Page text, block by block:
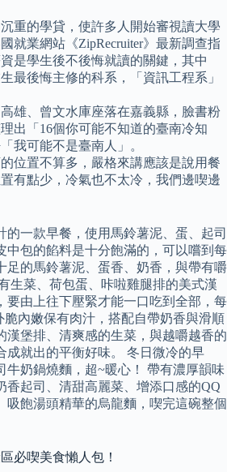
重的學貸，使許多人開始審視讀大學
就業網站《ZipRecruiter》最新調查指
是學生後不後悔就讀的關鍵，其中
最後悔主修的科系，「資訊工程系」
雄、曾文水庫座落在嘉義縣，臉書粉
出「16個你可能不知道的臺南冷知
我可能不是臺南人」。
位置不算多，嚴格來講應該是說用餐
有點少，冷氣也不太冷，我們邊喫邊
的一款早餐，使用馬鈴薯泥、蛋、起司
中包的餡料是十分飽滿的，可以嚐到每
足的馬鈴薯泥、蛋香、奶香，與帶有嚼
生菜、荷包蛋、咔啦雞腿排的美式漢
要由上往下壓緊才能一口吃到全部，每
脆內嫩保有肉汁，搭配自帶奶香與滑順
漢堡排、清爽感的生菜，與越嚼越香的
成就出的平衡好味。 冬日微冷的早
牛奶鍋燒麵，超~暖心！ 帶有濃厚韻味
香起司、清甜高麗菜、增添口感的QQ
吸飽湯頭精華的烏龍麵，喫完這碗整個
必喫美食懶人包！